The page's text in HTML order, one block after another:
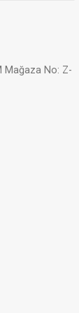
Mağaza No: Z-